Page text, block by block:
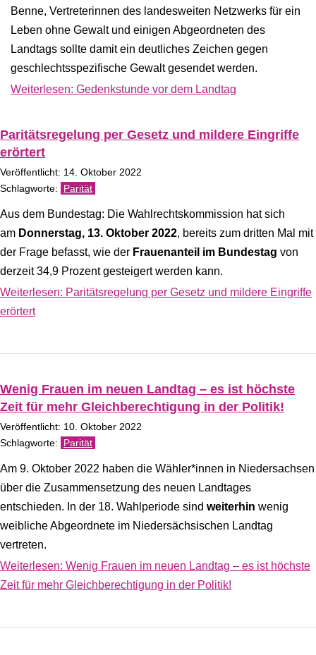
Benne, Vertreterinnen des landesweiten Netzwerks für ein
Leben ohne Gewalt und einigen Abgeordneten des
Landtags sollte damit ein deutliches Zeichen gegen
geschlechtsspezifische Gewalt gesendet werden.
Weiterlesen: Gedenkstunde vor dem Landtag
Paritätsregelung per Ge­setz und mil­dere Ein­griffe
erörtert
Veröffentlicht: 14. Oktober 2022
Parität
Aus dem Bundestag: Die Wahlrechtskommission hat sich
am Donnerstag, 13. Oktober 2022, bereits zum dritten Mal mit
der Frage befasst, wie der Frauenanteil im Bundestag von
derzeit 34,9 Prozent gesteigert werden kann.
Weiterlesen: Paritätsregelung per Ge­setz und mil­dere Ein­griffe
erörtert
Wenig Frauen im neuen Landtag – es ist höchste
Zeit für mehr Gleichberechtigung in der Politik!
Veröffentlicht: 10. Oktober 2022
Parität
Am 9. Oktober 2022 haben die Wähler*innen in Niedersachsen
über die Zusammensetzung des neuen Landtages
entschieden. In der 18. Wahlperiode sind weiterhin wenig
weibliche Abgeordnete im Niedersächsischen Landtag
vertreten.
Weiterlesen: Wenig Frauen im neuen Landtag – es ist höchste
Zeit für mehr Gleichberechtigung in der Politik!